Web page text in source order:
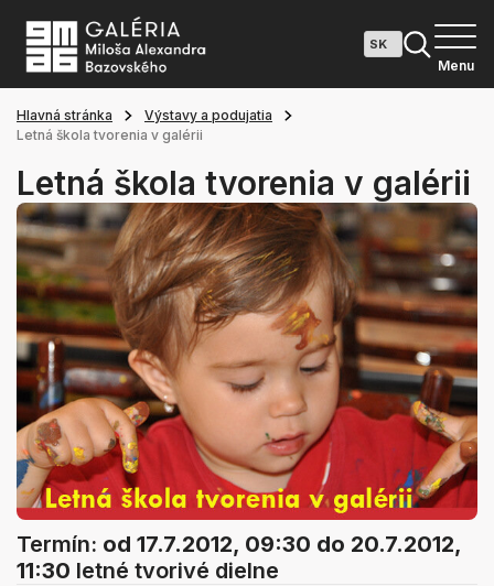
Menu
Hlavná stránka
Výstavy a podujatia
Letná škola tvorenia v galérii
Letná škola tvorenia v galérii
Termín: od 17.7.2012, 09:30 do 20.7.2012,
11:30 letné tvorivé dielne